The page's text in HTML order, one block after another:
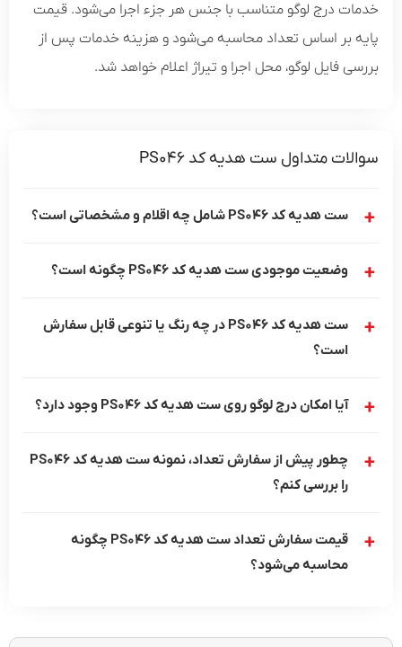
خدمات درج لوگو متناسب با جنس هر جزء اجرا می‌شود. قیمت
پایه بر اساس تعداد محاسبه می‌شود و هزینه خدمات پس از
بررسی فایل لوگو، محل اجرا و تیراژ اعلام خواهد شد.
سوالات متداول ست هدیه کد PS046
ست هدیه کد PS046 شامل چه اقلام و مشخصاتی است؟
وضعیت موجودی ست هدیه کد PS046 چگونه است؟
ست هدیه کد PS046 در چه رنگ یا تنوعی قابل سفارش
است؟
آیا امکان درج لوگو روی ست هدیه کد PS046 وجود دارد؟
چطور پیش از سفارش تعداد، نمونه ست هدیه کد PS046
را بررسی کنم؟
قیمت سفارش تعداد ست هدیه کد PS046 چگونه
محاسبه می‌شود؟